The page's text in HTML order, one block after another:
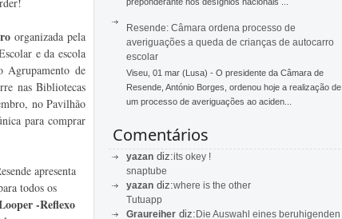
organizada pela
e da escola
Agrupamento de
nas Bibliotecas
no Pavilhão
para comprar
apresenta
todos os
-Reflexo
Resende: Câmara ordena processo de
averiguações a queda de crianças de autocarro
escolar
Viseu, 01 mar (Lusa) - O presidente da Câmara de
Resende, António Borges, ordenou hoje a realização de
um processo de averiguações ao aciden...
Comentários
yazan diz:its okey !
snaptube
yazan diz:where is the other
Tutuapp
Graureiher diz:Die Auswahl eines beruhigenden